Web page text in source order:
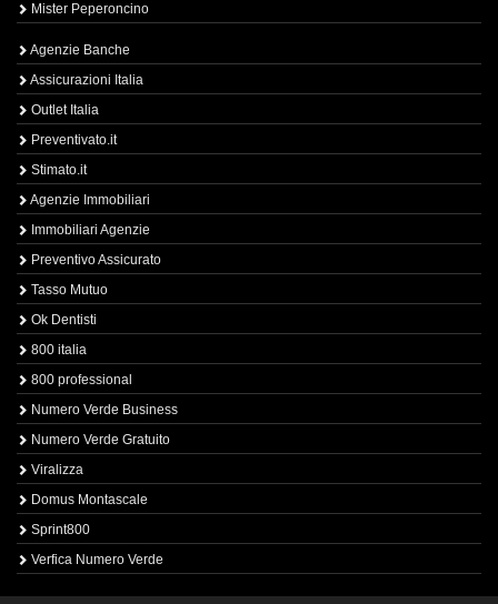
Mister Peperoncino
Agenzie Banche
Assicurazioni Italia
Outlet Italia
Preventivato.it
Stimato.it
Agenzie Immobiliari
Immobiliari Agenzie
Preventivo Assicurato
Tasso Mutuo
Ok Dentisti
800 italia
800 professional
Numero Verde Business
Numero Verde Gratuito
Viralizza
Domus Montascale
Sprint800
Verfica Numero Verde